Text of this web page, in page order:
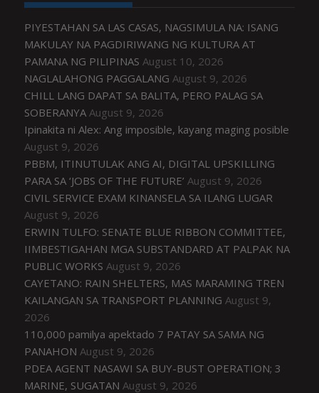
PIYESTAHAN SA LAS CASAS, NAGSIMULA NA: ISANG
MAKULAY NA PAGDIRIWANG NG KULTURA AT
PAMANA NG PILIPINAS August 10, 2026
NAGLALAHONG PAGGALANG August 9, 2026
CHILL LANG DAPAT SA BALITA, PERO PALAG SA
SOBERANYA August 9, 2026
Ipinakita ni Alex: Ang imposible, kayang maging posible
August 9, 2026
PBBM, ITINUTULAK ANG AI, DIGITAL UPSKILLING
PARA SA ‘JOBS OF THE FUTURE’ August 9, 2026
CIVIL SERVICE EXAM KINANSELA SA ILANG LUGAR
August 9, 2026
ERWIN TULFO: SENATE BLUE RIBBON COMMITTEE,
IIMBESTIGAHAN MGA SUBSTANDARD AT PALPAK NA
PUBLIC WORKS August 9, 2026
CAYETANO: RAIN SHELTERS, MAS MARAMING TREN
KAILANGAN SA TRANSPORT PLANNING August 9,
2026
110,000 pamilya apektado 7 PATAY SA SAMA NG
PANAHON August 9, 2026
PDEA AGENT NASAWI SA BUY-BUST OPERATION; 3
MARINE, SUGATAN August 9, 2026